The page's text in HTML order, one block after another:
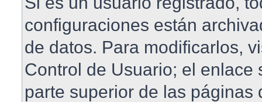
configuraciones están
de datos. Para modificarlos,
Control de Usuario; el enlace
parte superior de las páginas